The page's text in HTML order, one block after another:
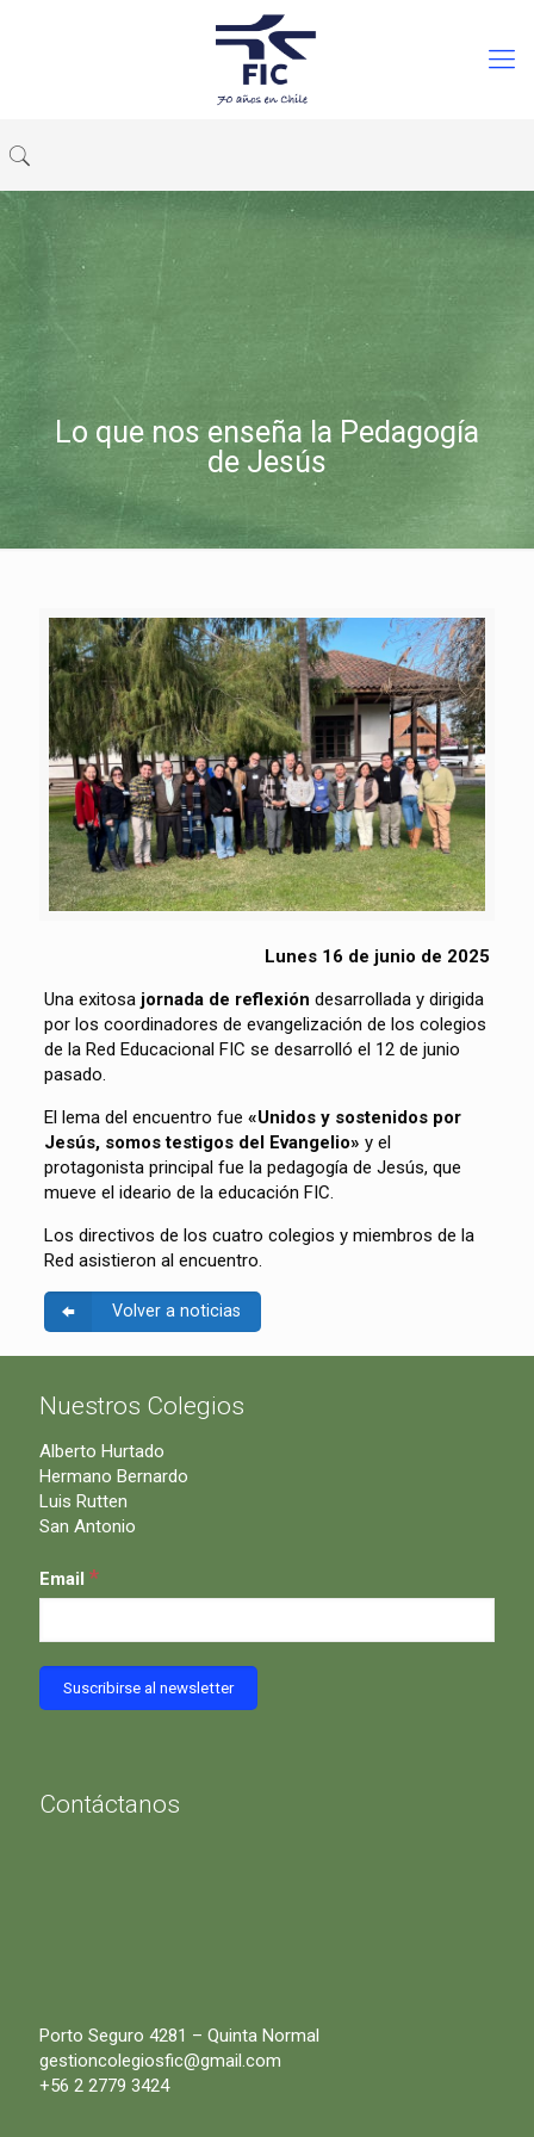
Lo que nos enseña la Pedagogía
de Jesús
Lunes 16 de junio de 2025
Una exitosajornada de reflexión desarrollada y dirigida
por los coordinadores de evangelización de los colegios
de la Red Educacional FIC se desarrolló el 12 de junio
pasado.
El lema del encuentro fue «Unidos y sostenidos por
Jesús, somos testigos del Evangelio» y el
protagonista principal fue la pedagogía de Jesús, que
mueve el ideario de la educación FIC.
Los directivos de los cuatro colegios y miembros de la
Red asistieron al encuentro.
Volver a noticias
Nuestros Colegios
Alberto Hurtado
Hermano Bernardo
Luis Rutten
San Antonio
Email *
Contáctanos
Porto Seguro 4281 – Quinta Normal
gestioncolegiosfic@gmail.com
+56 2 2779 3424